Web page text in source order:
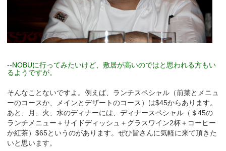
--NOBUに行ってみたいけど、敷居が高いのではと思われる方もい
るようですが。
そんなことないですよ。例えば、ランチスペシャル（前菜とメニュ
ーのコースか、メインとデザートのコース）は$45からあります。
あと、月、火、水のディナーには、ディナースペシャル（＄45の
ランチメニュー＋サイドディッシュ＋グラスワイン2杯＋コーヒー
か紅茶）$65というのがあります。ぜひ皆さんに気軽に来て頂きた
いと思います。